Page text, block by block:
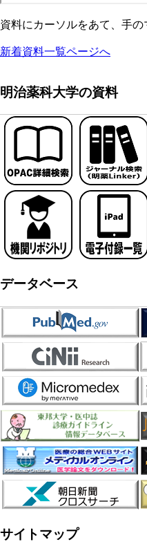
資料にカーソルをあて、手
新着資料一覧ページへ
明治薬科大学の資料
データベース
サイトマップ